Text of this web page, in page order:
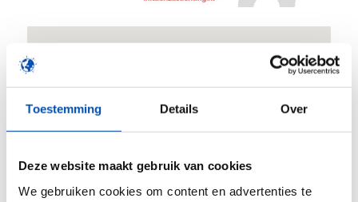
Toestemming Details Over
Deze website maakt gebruik van cookies
We gebruiken cookies om content en advertenties te
Ministerie van VWS
Parnassusplein 5 - Den Haag